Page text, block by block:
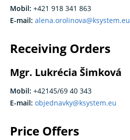
Mobil: +421 918 341 863
E-mail: alena.orolinova@ksystem.eu
Receiving Orders
Mgr. Lukrécia Šimková
Mobil: +42145/69 40 343
E-mail: objednavky@ksystem.eu
Price Offers